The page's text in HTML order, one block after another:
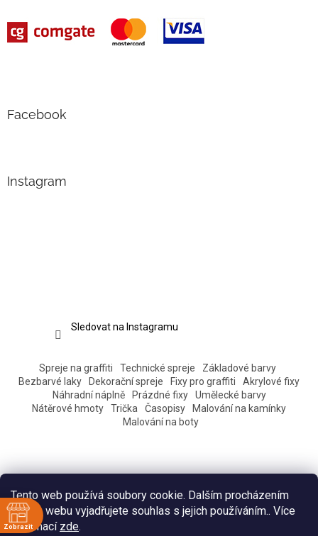
Tento web používá soubory cookie. Dalším procházením
tohoto webu vyjadřujete souhlas s jejich používáním.. Více
informací zde.
Facebook
Instagram
Sledovat na Instagramu
Spreje na graffiti Technické spreje
Základové barvy
Bezbarvé laky
Dekorační spreje Fixy pro graffiti
Akrylové fixy
Náhradní náplně
Prázdné fixy
Umělecké barvy
Nátěrové hmoty
Trička Časopisy
Malování na kamínky
Malování na boty
Zobrazit